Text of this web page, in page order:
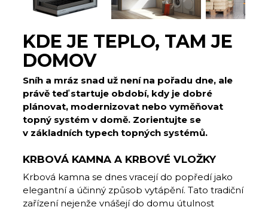
KDE JE TEPLO, TAM JE
DOMOV
Sníh a mráz snad už není na pořadu dne, ale
právě teď startuje období, kdy je dobré
plánovat, modernizovat nebo vyměňovat
topný systém v domě. Zorientujte se
v základních typech topných systémů.
KRBOVÁ KAMNA A KRBOVÉ VLOŽKY
Krbová kamna se dnes vracejí do popředí jako
elegantní a účinný způsob vytápění. Tato tradiční
zařízení nejenže vnášejí do domu útulnost